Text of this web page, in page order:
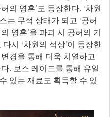
의 영혼’도 등장한다. ‘차원
는 무적 상태가 되고 ‘공허
영혼’을 파괴 시 공허의 기
시 ‘차원의 석상’이 등장한
경을 통해 더욱 치열하고
. 보스 레이드를 통해 유일
있는 재료도 획득할 수 있